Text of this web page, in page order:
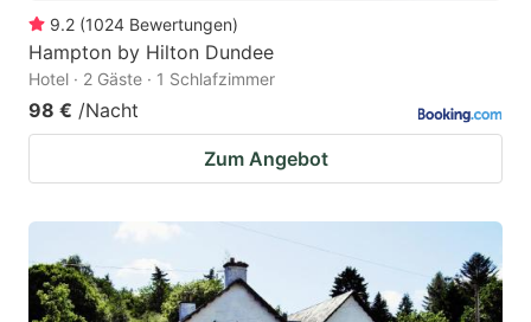
9.2 (1024 Bewertungen)
Hampton by Hilton Dundee
Hotel · 2 Gäste · 1 Schlafzimmer
98 € /Nacht
Zum Angebot